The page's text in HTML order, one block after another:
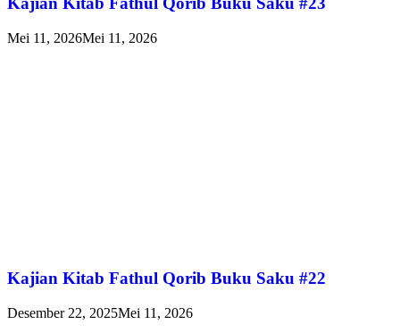
Mei 11, 2026Mei 11, 2026
Kajian Kitab Fathul Qorib Buku Saku #22
Desember 22, 2025Mei 11, 2026